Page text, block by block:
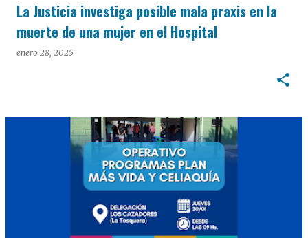
La Justicia investiga posible mala praxis en la
muerte de una mujer en el Hospital
enero 28, 2025